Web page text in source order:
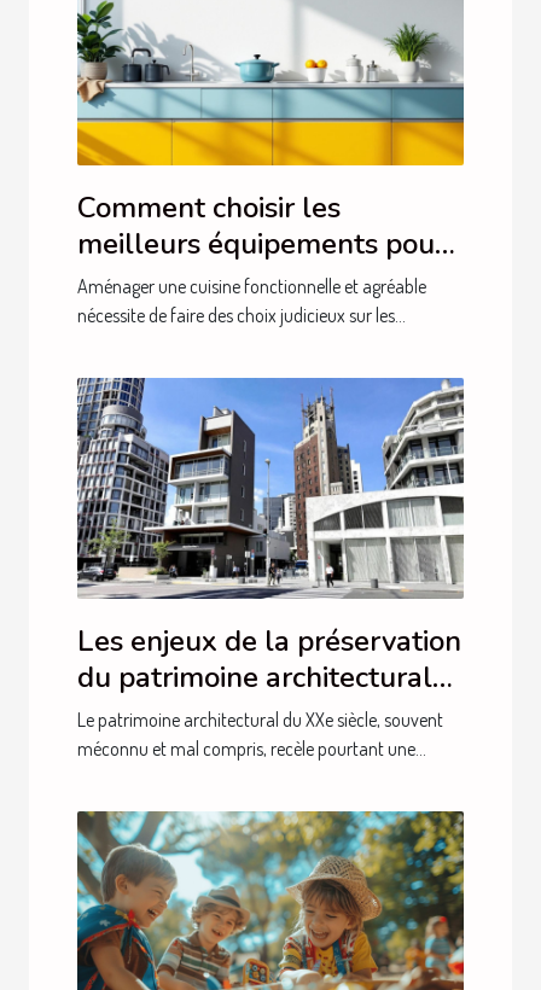
Comment choisir les
meilleurs équipements pour
votre cuisine ?
Aménager une cuisine fonctionnelle et agréable
nécessite de faire des choix judicieux sur les...
Les enjeux de la préservation
du patrimoine architectural
du XXe siècle
Le patrimoine architectural du XXe siècle, souvent
méconnu et mal compris, recèle pourtant une...